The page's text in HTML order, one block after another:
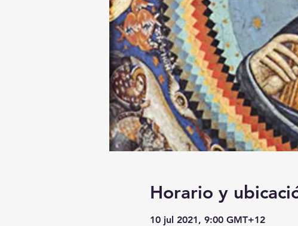
Horario y
10 jul 2021, 9:00 GMT+12